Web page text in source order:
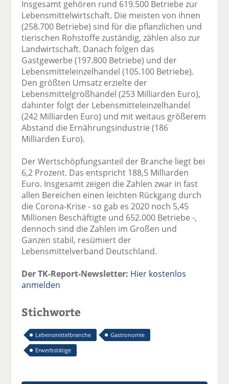
Insgesamt gehören rund 619.500 Betriebe zur
Lebensmittelwirtschaft. Die meisten von ihnen
(258.700 Betriebe) sind für die pflanzlichen und
tierischen Rohstoffe zuständig, zählen also zur
Landwirtschaft. Danach folgen das
Gastgewerbe (197.800 Betriebe) und der
Lebensmitteleinzelhandel (105.100 Betriebe).
Den größten Umsatz erzielte der
Lebensmittelgroßhandel (253 Milliarden Euro),
dahinter folgt der Lebensmitteleinzelhandel
(242 Milliarden Euro) und mit weitaus größerem
Abstand die Ernährungsindustrie (186
Milliarden Euro).
Der Wertschöpfungsanteil der Branche liegt bei
6,2 Prozent. Das entspricht 188,5 Milliarden
Euro. Insgesamt zeigen die Zahlen zwar in fast
allen Bereichen einen leichten Rückgang durch
die Corona-Krise - so gab es 2020 noch 5,45
Millionen Beschäftigte und 652.000 Betriebe -,
dennoch sind die Zahlen im Großen und
Ganzen stabil, resümiert der
Lebensmittelverband Deutschland.
Der TK-Report-Newsletter: Hier kostenlos
anmelden
Stichworte
Lebensmittelbranche
Gastronomie
Erwerbstätige